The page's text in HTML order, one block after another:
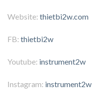
Website: thietbi2w.com
FB: thietbi2w
Youtube: instrument2w
Instagram: instrument2w